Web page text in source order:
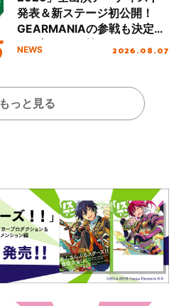
発表＆新ステージ初公開！
GEARMANIAの参戦も決定
し、初となる第3ステージの
NEWS 2026.08.07
もっと見る